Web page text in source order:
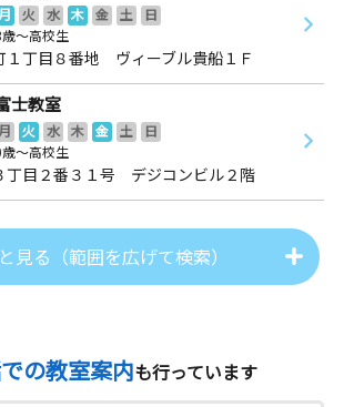
月 火 水 木 金 土
日
～高校生
１丁目８番地 ヴィーブル貴船１Ｆ
士教室
月 火 水 木 金 土
日
～高校生
丁目２番３１号 デジコンビル２階
見る（範囲を広げて検索）
の教室案内も行っています